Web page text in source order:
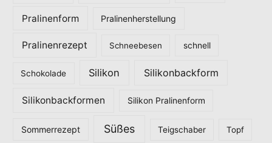
Pralinenform Pralinenherstellung
Pralinenrezept Schneebesen schnell
Schokolade Silikon Silikonbackform
Silikonbackformen Silikon Pralinenform
Sommerrezept Süßes Teigschaber Topf